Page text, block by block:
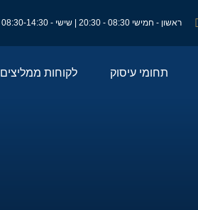
ראשון - חמישי 08:30 - 20:30 | שישי - 08:30-14:30 בתיאום מראש
תחומי עיסוק לקוחות ממליצים